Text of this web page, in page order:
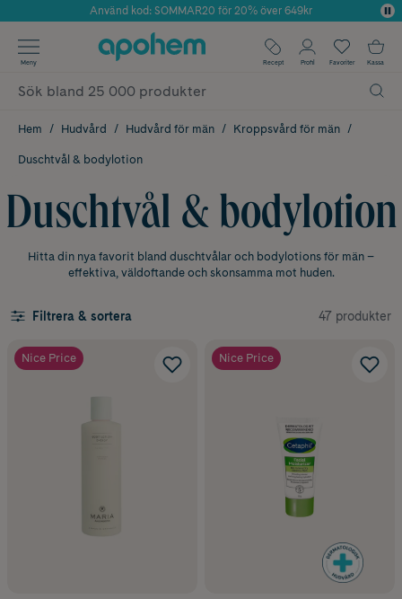
Årets Butik 2025 inom Skönhet
Använd kod: SOMMAR20 för 20% över 649kr
✓ Fri frakt
✓ Poäng på alla köp*
Meny Recept Profil Favoriter Kassa
Hem Hudvård Hudvård för män Kroppsvård för män
Duschtvål & bodylotion
Duschtvål & bodylotion
Hitta din nya favorit bland duschtvålar och bodylotions för män –
effektiva, väldoftande och skonsamma mot huden.
Filtrera & sortera 47 produkter
Nice Price Nice Price